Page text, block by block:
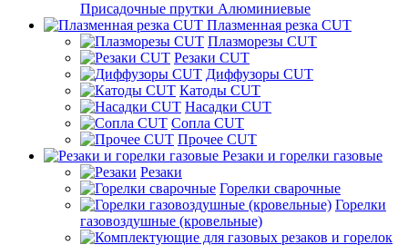
Присадочные прутки Алюминиевые
Плазменная резка CUT
Плазморезы CUT
Резаки CUT
Диффузоры CUT
Катоды CUT
Насадки CUT
Сопла CUT
Прочее CUT
Резаки и горелки газовые
Резаки
Горелки сварочные
Горелки
газовоздушные (кровельные)